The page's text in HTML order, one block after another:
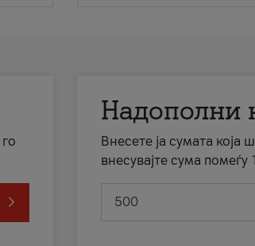
Надополни
Внесете ја сумата која
внесувајте сума